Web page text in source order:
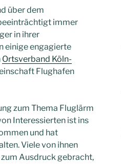
über dem
immer
in ihrer
einige engagierte
Ortsverband Köln-
Flughafen
zum Thema Fluglärm
Interessierten ist ins
und hat
Viele von ihnen
Ausdruck gebracht,